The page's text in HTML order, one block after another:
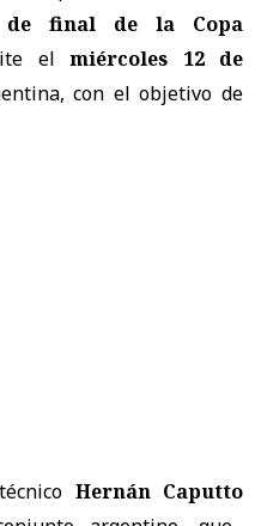
de final de la Copa
el miércoles 12 de
con el objetivo de
Hernán Caputto